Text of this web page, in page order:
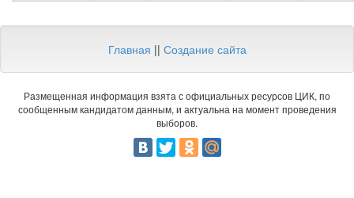
Главная || Создание сайта
Размещенная информация взята с официальных ресурсов ЦИК, по
сообщенным кандидатом данным, и актуальна на момент проведения
выборов.